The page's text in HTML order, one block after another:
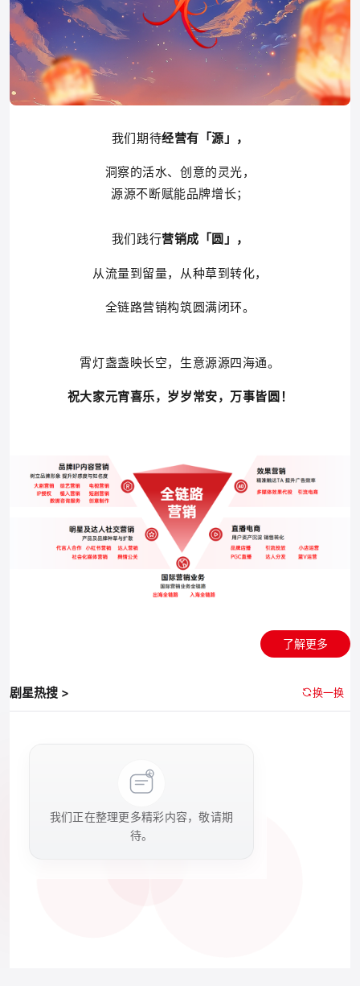
我们期待经营有 「源 」 ，
洞察的活水、创意的灵光，
源源不断赋能品牌增长；
我们践行营销成 「圆 」 ，
从流量到留量，从种草到转化，
全链路营销构筑圆满闭环。
霄灯盏盏映长空，生意源源四海通。
祝大家元宵喜乐，岁岁常安，万事皆圆！
了解更多
剧星热搜 > 换一换
我们正在整理更多精彩内容，敬请期
待。